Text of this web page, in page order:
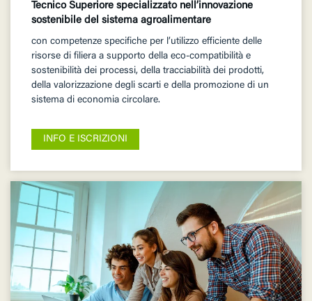
Tecnico Superiore specializzato nell’innovazione
sostenibile del sistema agroalimentare
con competenze specifiche per l’utilizzo efficiente delle
risorse di filiera a supporto della eco-compatibilità e
sostenibilità dei processi, della tracciabilità dei prodotti,
della valorizzazione degli scarti e della promozione di un
sistema di economia circolare.
INFO E ISCRIZIONI